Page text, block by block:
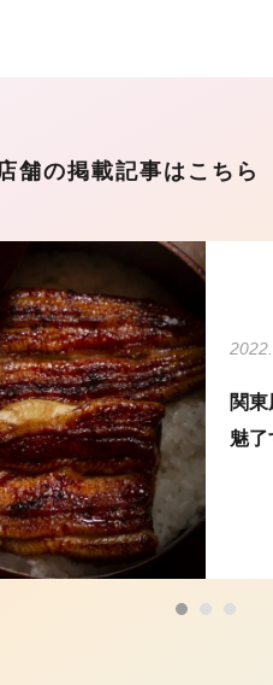
舗の掲載記事はこちら
関
魅了